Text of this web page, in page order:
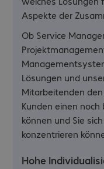
Aspekte der
Ob Service
Lösungen und
Mitarbeitenden
Kunden einen
können und Sie
konzentrieren
Hohe